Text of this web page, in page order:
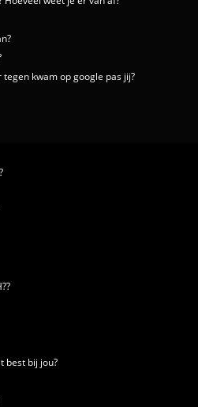
kwam op google pas jij?
best bij jou?